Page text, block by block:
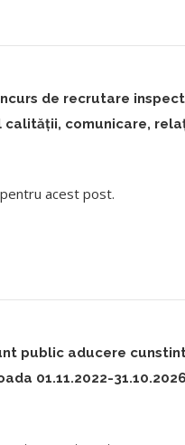
de recrutare
comunicare,
acest post.
public aducere
01.11.2022-31.10.2026